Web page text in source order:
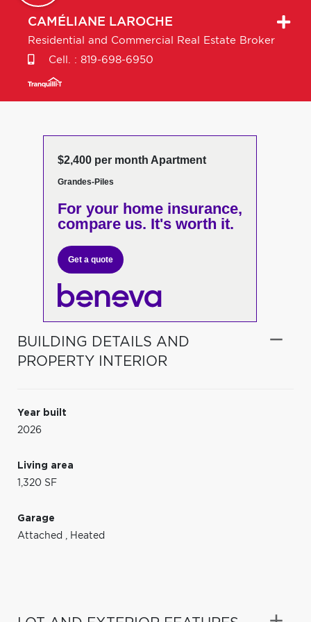
CAMÉLIANE LAROCHE
Residential and Commercial Real Estate Broker
Cell. : 819-698-6950
$2,400 per month Apartment
Grandes-Piles
For your home insurance,
compare us. It's worth it.
Get a quote
BUILDING DETAILS AND
PROPERTY INTERIOR
Year built
2026
Living area
1,320 SF
Garage
Attached , Heated